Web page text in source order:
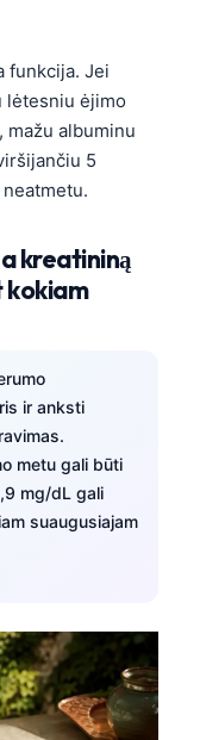
funkcija. Jei
lėtesniu ėjimo
albuminu
5
kreatininą
kokiam
ir anksti
metu gali būti
mg/dL gali
suaugusiajam